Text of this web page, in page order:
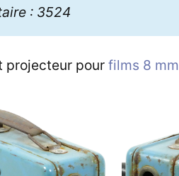
: 3524
projecteur pour films 8 mm